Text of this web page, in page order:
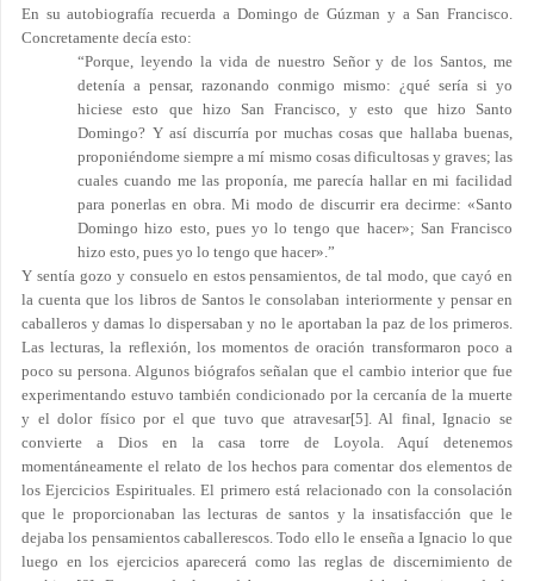
En su autobiografía recuerda a Domingo de Gúzman y a San Francisco.
Concretamente decía esto:
“Porque, leyendo la vida de nuestro Señor y de los Santos, me
detenía a pensar, razonando conmigo mismo: ¿qué sería si yo
hiciese esto que hizo San Francisco, y esto que hizo Santo
Domingo? Y así discurría por muchas cosas que hallaba buenas,
proponiéndome siempre a mí mismo cosas dificultosas y graves; las
cuales cuando me las proponía, me parecía hallar en mi facilidad
para ponerlas en obra. Mi modo de discurrir era decirme: «Santo
Domingo hizo esto, pues yo lo tengo que hacer»; San Francisco
hizo esto, pues yo lo tengo que hacer».”
Y sentía gozo y consuelo en estos pensamientos, de tal modo, que cayó en
la cuenta que los libros de Santos le consolaban interiormente y pensar en
caballeros y damas lo dispersaban y no le aportaban la paz de los primeros.
Las lecturas, la reflexión, los momentos de oración transformaron poco a
poco su persona. Algunos biógrafos señalan que el cambio interior que fue
experimentando estuvo también condicionado por la cercanía de la muerte
y el dolor físico por el que tuvo que atravesar[5]. Al final, Ignacio se
convierte a Dios en la casa torre de Loyola. Aquí detenemos
momentáneamente el relato de los hechos para comentar dos elementos de
los Ejercicios Espirituales. El primero está relacionado con la consolación
que le proporcionaban las lecturas de santos y la insatisfacción que le
dejaba los pensamientos caballerescos. Todo ello le enseña a Ignacio lo que
luego en los ejercicios aparecerá como las reglas de discernimiento de